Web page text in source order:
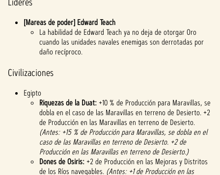
[Mareas de poder] Edward Teach
La habilidad de Edward Teach ya no deja de otorgar Oro
cuando las unidades navales enemigas son derrotadas por
daño recíproco.
Civilizaciones
Egipto
Riquezas de la Duat:+10 % de Producción para Maravillas, se
dobla en el caso de las Maravillas en terreno de Desierto. +2
de Producción en las Maravillas en terreno de Desierto.
(Antes: +15 % de Producción para Maravillas, se dobla en el
caso de las Maravillas en terreno de Desierto. +2 de
Producción en las Maravillas en terreno de Desierto.)
Dones de Osiris:+2 de Producción en las Mejoras y Distritos
de los Ríos navegables. (Antes: +1 de Producción en las